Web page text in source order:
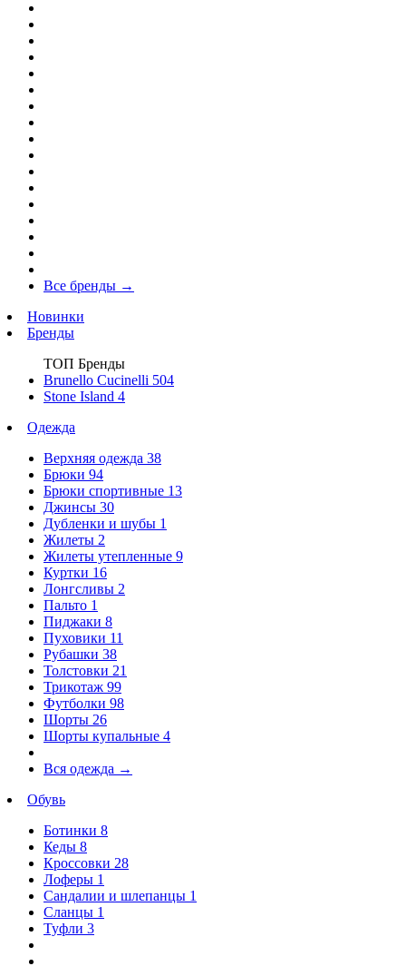
Все бренды →
Новинки
Бренды
ТОП Бренды
Brunello Cucinelli 504
Stone Island 4
Одежда
Верхняя одежда 38
Брюки 94
Брюки спортивные 13
Джинсы 30
Дубленки и шубы 1
Жилеты 2
Жилеты утепленные 9
Куртки 16
Лонгсливы 2
Пальто 1
Пиджаки 8
Пуховики 11
Рубашки 38
Толстовки 21
Трикотаж 99
Футболки 98
Шорты 26
Шорты купальные 4
Вся одежда →
Обувь
Ботинки 8
Кеды 8
Кроссовки 28
Лоферы 1
Сандалии и шлепанцы 1
Сланцы 1
Туфли 3